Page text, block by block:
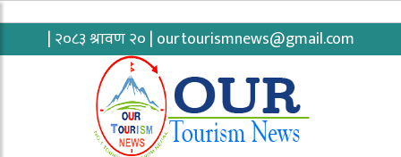
| २०८३ श्रावण २० | ourtourismnews@gmail.com